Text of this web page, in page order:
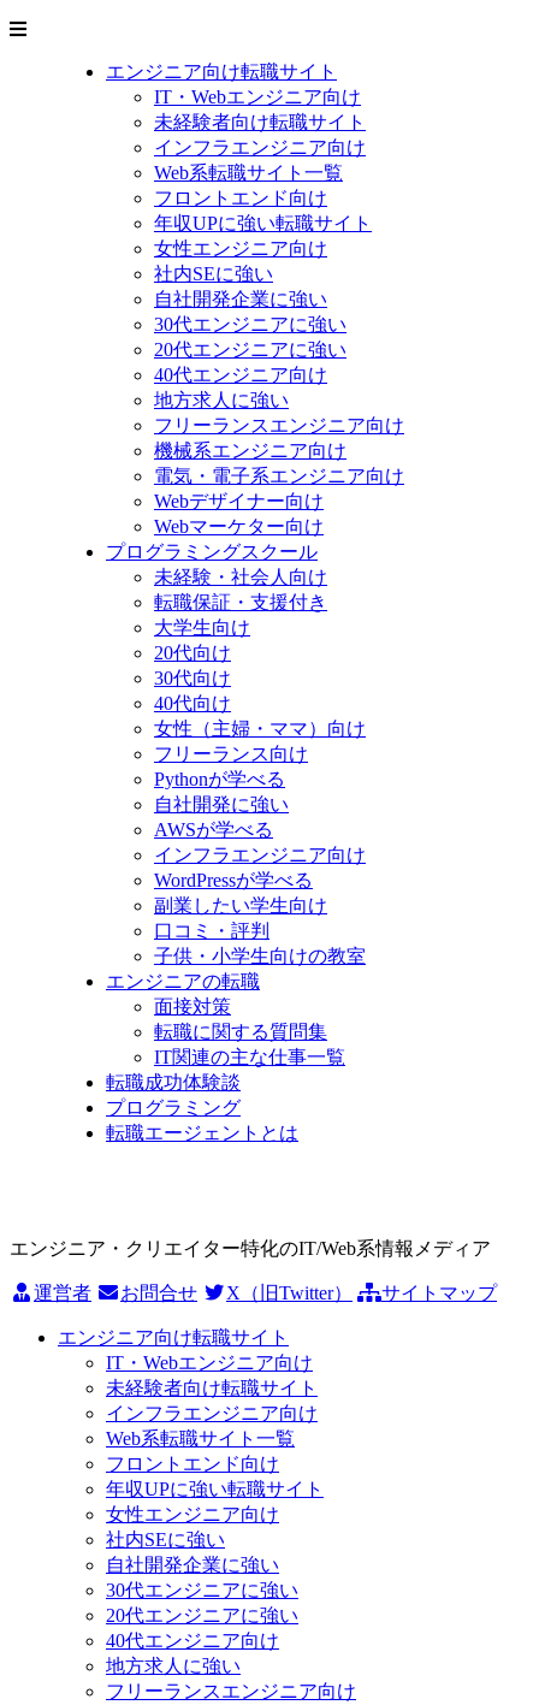
エンジニア向け転職サイト
IT・Webエンジニア向け
未経験者向け転職サイト
インフラエンジニア向け
Web系転職サイト一覧
フロントエンド向け
年収UPに強い転職サイト
女性エンジニア向け
社内SEに強い
自社開発企業に強い
30代エンジニアに強い
20代エンジニアに強い
40代エンジニア向け
地方求人に強い
フリーランスエンジニア向け
機械系エンジニア向け
電気・電子系エンジニア向け
Webデザイナー向け
Webマーケター向け
プログラミングスクール
未経験・社会人向け
転職保証・支援付き
大学生向け
20代向け
30代向け
40代向け
女性（主婦・ママ）向け
フリーランス向け
Pythonが学べる
自社開発に強い
AWSが学べる
インフラエンジニア向け
WordPressが学べる
副業したい学生向け
口コミ・評判
子供・小学生向けの教室
エンジニアの転職
面接対策
転職に関する質問集
IT関連の主な仕事一覧
転職成功体験談
プログラミング
転職エージェントとは
エンジニア・クリエイター特化のIT/Web系情報メディア
運営者 お問合せ X（旧Twitter） サイトマップ
エンジニア向け転職サイト
IT・Webエンジニア向け
未経験者向け転職サイト
インフラエンジニア向け
Web系転職サイト一覧
フロントエンド向け
年収UPに強い転職サイト
女性エンジニア向け
社内SEに強い
自社開発企業に強い
30代エンジニアに強い
20代エンジニアに強い
40代エンジニア向け
地方求人に強い
フリーランスエンジニア向け